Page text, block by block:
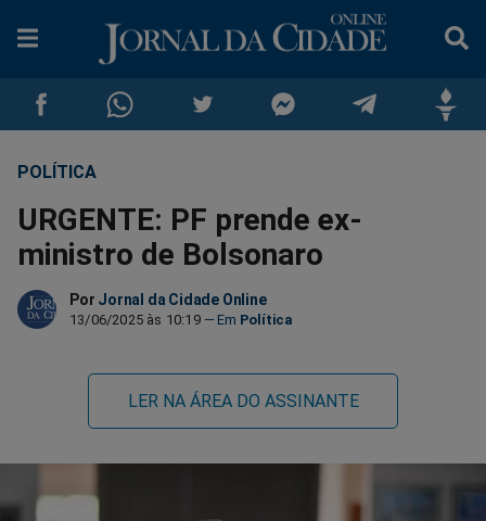
Compartilhar
no
Facebook
Compartilhar
no
Whatsapp
no
Twitter
no
Messenger
POLÍTICA
URGENTE: PF prende ex-
ministro de Bolsonaro
Por Jornal da Cidade Online
13/06/2025 às 10:19 Política
LER NA ÁREA DO ASSINANTE